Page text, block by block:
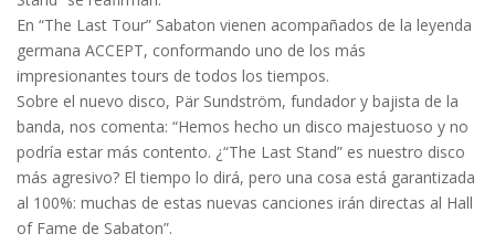
En “The Last Tour” Sabaton vienen acompañados de la leyenda
germana ACCEPT, conformando uno de los más
impresionantes tours de todos los tiempos.
Sobre el nuevo disco, Pär Sundström, fundador y bajista de la
banda, nos comenta: “Hemos hecho un disco majestuoso y no
podría estar más contento. ¿“The Last Stand” es nuestro disco
más agresivo? El tiempo lo dirá, pero una cosa está garantizada
al 100%: muchas de estas nuevas canciones irán directas al Hall
of Fame de Sabaton”.